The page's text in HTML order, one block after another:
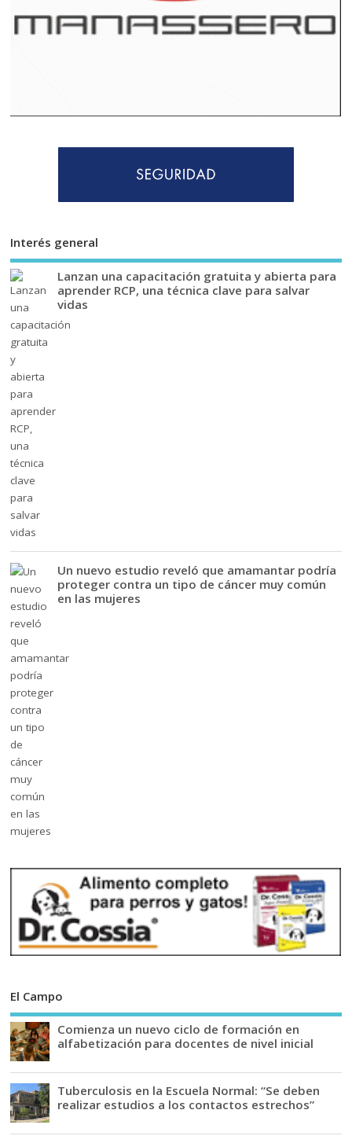
Interés general
Lanzan una capacitación gratuita y abierta para
aprender RCP, una técnica clave para salvar
vidas
Un nuevo estudio reveló que amamantar podría
proteger contra un tipo de cáncer muy común
en las mujeres
El Campo
Comienza un nuevo ciclo de formación en
alfabetización para docentes de nivel inicial
Tuberculosis en la Escuela Normal: “Se deben
realizar estudios a los contactos estrechos”